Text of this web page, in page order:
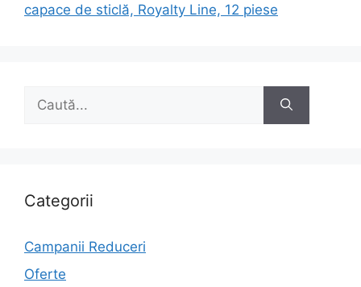
capace de sticlă, Royalty Line, 12 piese
Caută
Categorii
Campanii Reduceri
Oferte